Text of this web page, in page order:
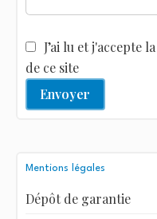
J’ai lu et j'accepte la
de ce site
Envoyer
Mentions légales
Dépôt de garantie